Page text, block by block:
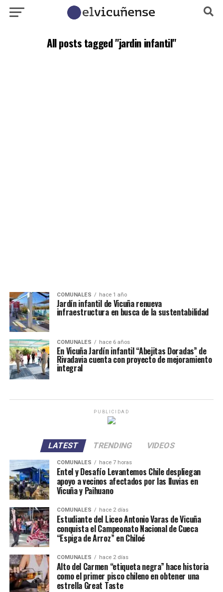
All posts tagged "jardin infantil"
COMUNALES hace 1 año
Jardín infantil de Vicuña renueva
infraestructura en busca de la sustentabilidad
COMUNALES hace 6 años
En Vicuña Jardín infantil “Abejitas Doradas” de
Rivadavia cuenta con proyecto de mejoramiento
integral
PUBLICIDAD
LATEST TRENDING VIDEOS
COMUNALES hace 7 horas
Entel y Desafío Levantemos Chile despliegan
apoyo a vecinos afectados por las lluvias en
Vicuña y Paihuano
COMUNALES hace 2 días
Estudiante del Liceo Antonio Varas de Vicuña
conquista el Campeonato Nacional de Cueca
“Espiga de Arroz” en Chiloé
COMUNALES hace 2 días
Alto del Carmen “etiqueta negra” hace historia
como el primer pisco chileno en obtener una
estrella Great Taste